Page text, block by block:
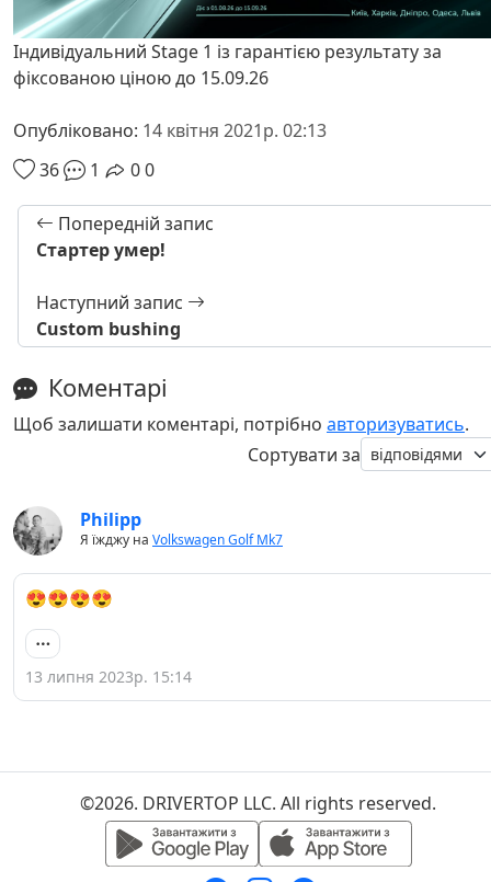
Індивідуальний Stage 1 із гарантією результату за
фіксованою ціною до 15.09.26
Опубліковано: 14 квітня 2021р. 02:13
36
1 00
Попередній запис
Стартер умер!
Наступний запис
Custom bushing
Коментарі
Щоб залишати коментарі, потрібно авторизуватись.
Сортувати за
Philipp
Я їжджу на Volkswagen Golf Mk7
😍😍😍😍
13 липня 2023р. 15:14
©2026. DRIVERTOP LLC. All rights reserved.